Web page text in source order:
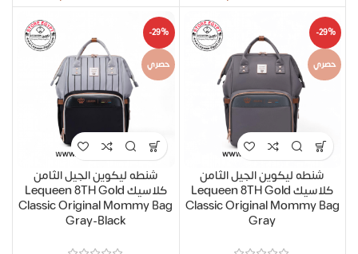
-29%
حصري
شنطه ليكوين الجيل الثامن
كلاسيك Lequeen 8TH Gold
Classic Original Mommy Bag
Gray
-29%
حصري
شنطه ليكوين الجيل الثامن
كلاسيك Lequeen 8TH Gold
Classic Original Mommy Bag
Gray-Black